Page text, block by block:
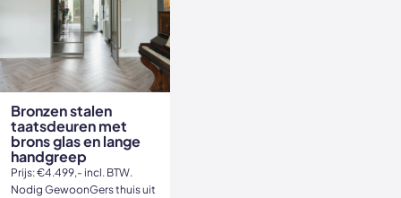
Bronzen stalen
taatsdeuren met
brons glas en lange
handgreep
Prijs: €4.499,- incl. BTW.
Nodig GewoonGers thuis uit